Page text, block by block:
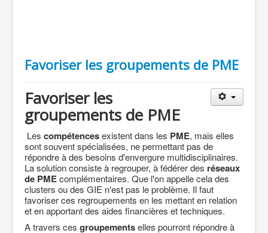
Favoriser les groupements de PME
Favoriser les
groupements de PME
Les compétencesexistent dans les PME, mais elles
sont souvent spécialisées, ne permettant pas de
répondre à des besoins d'envergure multidisciplinaires.
La solution consiste à regrouper, à fédérer des réseaux
de PMEcomplémentaires. Que l'on appelle cela des
clusters ou des GIE n'est pas le problème. Il faut
favoriser ces regroupements en les mettant en relation
et en apportant des aides financières et techniques.
A travers ces groupementselles pourront répondre à